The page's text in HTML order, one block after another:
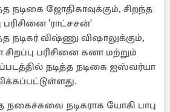
நடிகை ஜோதிகாவுக்கும், சிறந்த
பரிசினை 'ராட்சசன்'
நடிகர் விஷ்ணு விஷாலுக்கும்,
பரிசினை கனா மற்றும்
நடித்த நடிகை ஐஸ்வர்யா
நடிகராக யோகி பாபு